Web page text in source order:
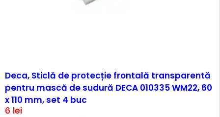
Deca, Sticlă de protecție frontală transparentă
pentru mască de sudură DECA 010335 WM22, 60
x 110 mm, set 4 buc
6 lei